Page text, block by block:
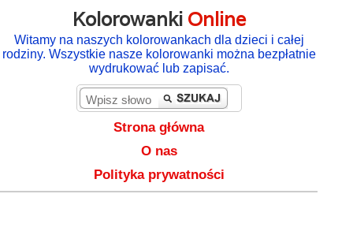
Kolorowanki Online
Witamy na naszych kolorowankach dla dzieci i całej
rodziny. Wszystkie nasze kolorowanki można bezpłatnie
wydrukować lub zapisać.
Strona główna
O nas
Polityka prywatności